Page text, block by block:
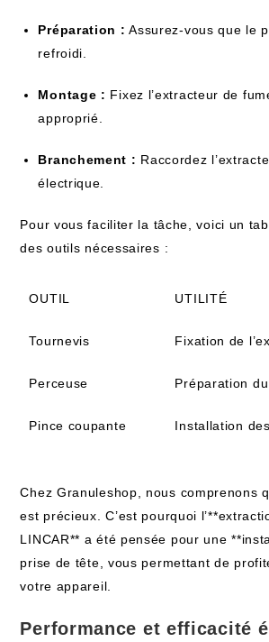
Préparation : Assurez-vous que le
refroidi.
Montage : Fixez l’extracteur de
approprié.
Branchement : Raccordez
électrique.
Pour vous faciliter la tâche, voici un
des outils nécessaires :
OUTIL UTILITÉ
Tournevis Fixation de
Perceuse Préparation
Pince coupante Installation
Chez Granuleshop, nous comprenons
est précieux. C’est pourquoi
LINCAR** a été pensée pour une
prise de tête, vous permettant de
votre appareil.
Performance et efficacité